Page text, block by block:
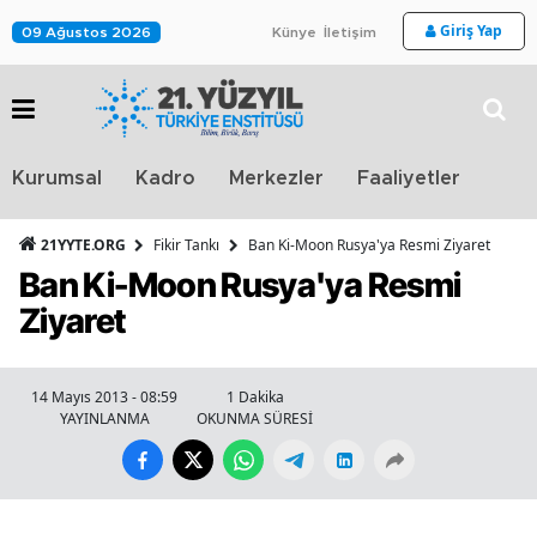
09 Ağustos 2026 Künye İletişim Giriş Yap
Kurumsal Kadro Merkezler Faaliyetler
21YYTE.ORG Fikir Tankı Ban Ki-Moon Rusya'ya Resmi Ziyaret
Ban Ki-Moon Rusya'ya Resmi
Ziyaret
14 Mayıs 2013 - 08:59
YAYINLANMA
1 Dakika
OKUNMA SÜRESİ